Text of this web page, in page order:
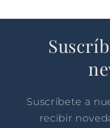
Suscríbete a
recibir